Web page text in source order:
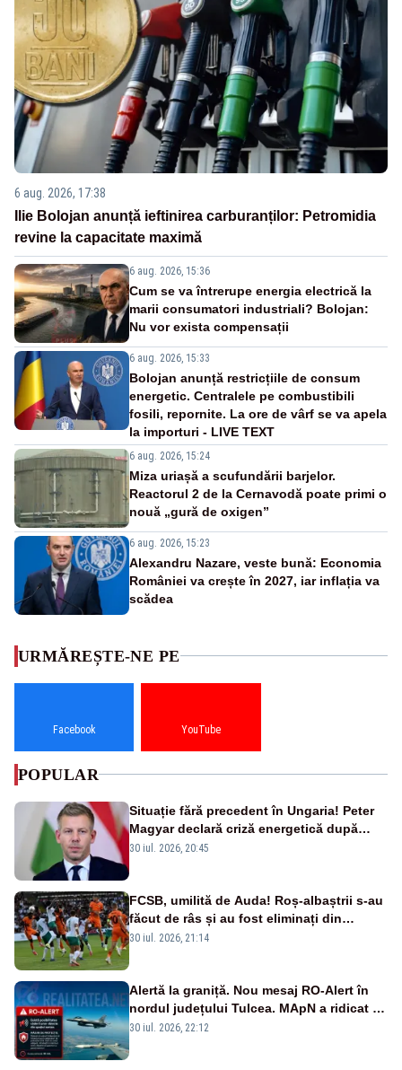
6 aug. 2026, 17:38
Ilie Bolojan anunță ieftinirea carburanților: Petromidia
revine la capacitate maximă
6 aug. 2026, 15:36
Cum se va întrerupe energia electrică la
marii consumatori industriali? Bolojan:
Nu vor exista compensații
6 aug. 2026, 15:33
Bolojan anunță restricțiile de consum
energetic. Centralele pe combustibili
fosili, repornite. La ore de vârf se va apela
la importuri - LIVE TEXT
6 aug. 2026, 15:24
Miza uriașă a scufundării barjelor.
Reactorul 2 de la Cernavodă poate primi o
nouă „gură de oxigen”
6 aug. 2026, 15:23
Alexandru Nazare, veste bună: Economia
României va crește în 2027, iar inflația va
scădea
URMĂREȘTE-NE PE
Facebook YouTube
POPULAR
Situație fără precedent în Ungaria! Peter
Magyar declară criză energetică după
oprirea centralei de la Paks
30 iul. 2026, 20:45
FCSB, umilită de Auda! Roș-albaștrii s-au
făcut de râs și au fost eliminați din
Conference League
30 iul. 2026, 21:14
Alertă la graniță. Nou mesaj RO-Alert în
nordul județului Tulcea. MApN a ridicat de
la sol două avioane F-16
30 iul. 2026, 22:12